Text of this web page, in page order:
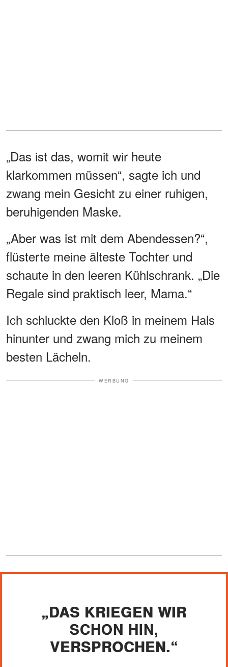
„Das ist das, womit wir heute
klarkommen müssen“, sagte ich und
zwang mein Gesicht zu einer ruhigen,
beruhigenden Maske.
„Aber was ist mit dem Abendessen?“,
flüsterte meine älteste Tochter und
schaute in den leeren Kühlschrank. „Die
Regale sind praktisch leer, Mama.“
Ich schluckte den Kloß in meinem Hals
hinunter und zwang mich zu meinem
besten Lächeln.
WERBUNG
„DAS KRIEGEN WIR
SCHON HIN,
VERSPROCHEN.“